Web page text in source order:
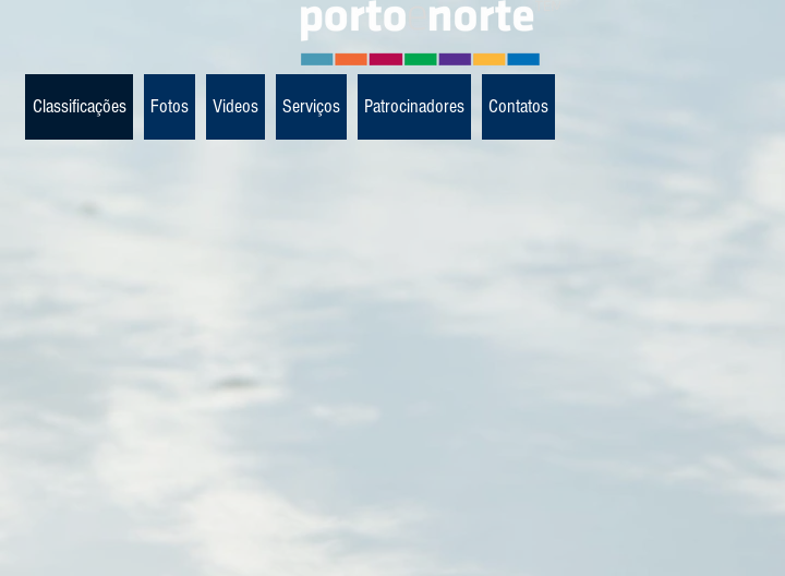
Classificações Fotos Videos Serviços Patrocinadores Contatos